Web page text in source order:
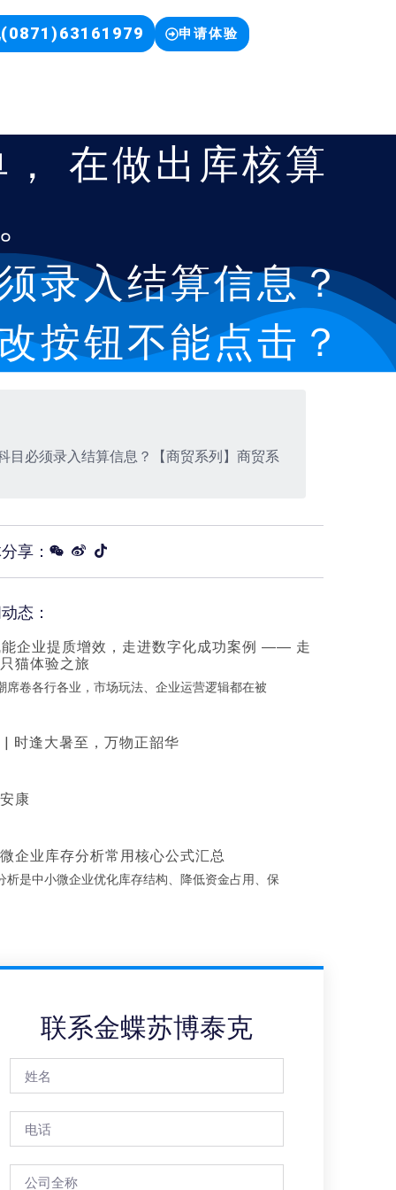
(0871)63161979 申请体验
在做出库核算
录入结算信息？
按钮不能点击？
目必须录入结算信息？【商贸系列】商贸系
享：
态：
企业提质增效，走进数字化成功案例 —— 走
猫体验之旅
席卷各行各业，市场玩法、企业运营逻辑都在被
| 时逢大暑至，万物正韶华
康
企业库存分析常用核心公式汇总
析是中小微企业优化库存结构、降低资金占用、保
联系金蝶苏博泰克